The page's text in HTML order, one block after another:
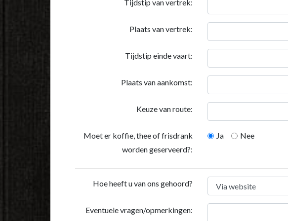
Tijdstip van vertrek:
Plaats van vertrek:
Tijdstip einde vaart:
Plaats van aankomst:
Keuze van route:
Moet er koffie, thee of frisdrank
worden geserveerd?:
Ja Nee
Hoe heeft u van ons gehoord?
Eventuele vragen/opmerkingen: